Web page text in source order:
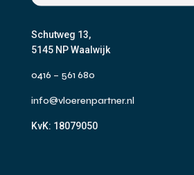
Schutweg 13,
5145 NP Waalwijk
0416 – 561 680
info@vloerenpartner.nl
KvK: 18079050